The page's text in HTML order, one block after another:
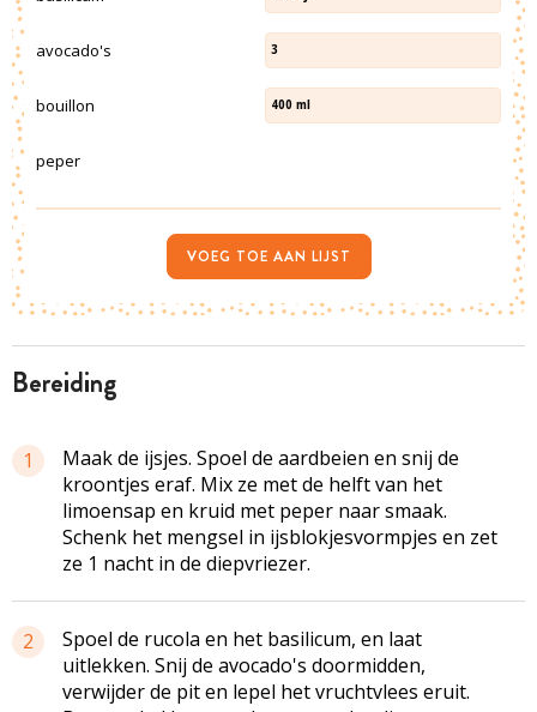
bereiding
1
Maak de ijsjes. Spoel de aardbeien en snij de
kroontjes eraf. Mix ze met de helft van het
limoensap en kruid met peper naar smaak.
Schenk het mengsel in ijsblokjesvormpjes en zet
ze 1 nacht in de diepvriezer.
2
Spoel de rucola en het basilicum, en laat
uitlekken. Snij de avocado's doormidden,
verwijder de pit en lepel het vruchtvlees eruit.
avocado's 3
bouillon 400 ml
peper
VOEG TOE AAN LIJST